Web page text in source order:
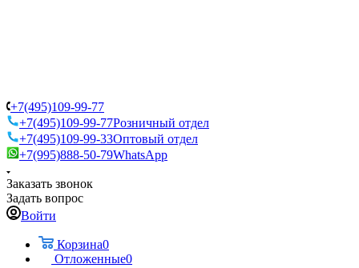
+7(495)109-99-77
+7(495)109-99-77Розничный отдел
+7(495)109-99-33Оптовый отдел
+7(995)888-50-79WhatsApp
Заказать звонок
Задать вопрос
Войти
Корзина0
Отложенные0